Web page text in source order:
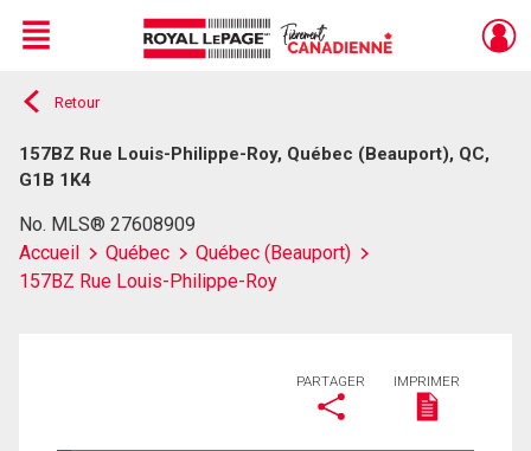
Live
En Direct
Menu
Retour
157BZ Rue Louis-Philippe-Roy, Québec (Beauport), QC,
G1B 1K4
No. MLS® 27608909
Accueil
Québec
Québec (Beauport)
157BZ Rue Louis-Philippe-Roy
PARTAGER IMPRIMER